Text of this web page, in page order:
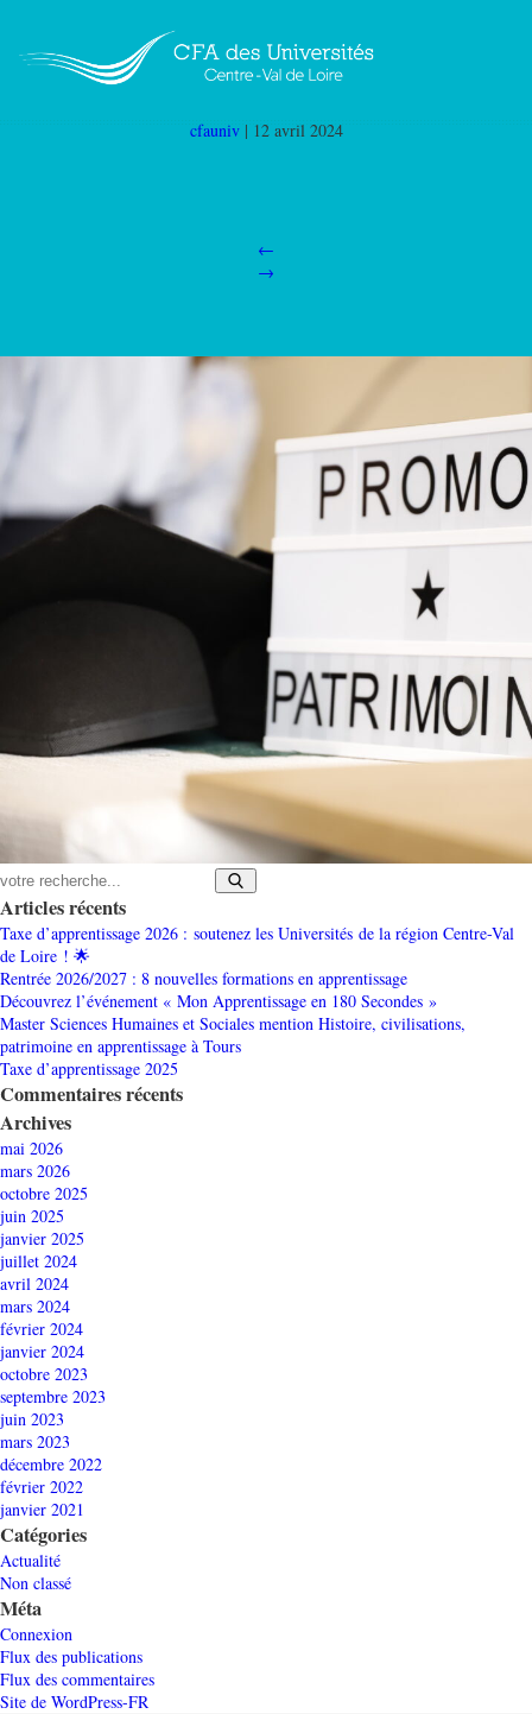
patrimoine Tours (M2 DP PGI 37)
cfauniv | 12 avril 2024
←
→
Articles récents
Taxe d’apprentissage 2026 : soutenez les Universités de la région Centre-Val
de Loire ! 🌟
Rentrée 2026/2027 : 8 nouvelles formations en apprentissage
Découvrez l’événement « Mon Apprentissage en 180 Secondes »
Master Sciences Humaines et Sociales mention Histoire, civilisations,
patrimoine en apprentissage à Tours
Taxe d’apprentissage 2025
Commentaires récents
Archives
mai 2026
mars 2026
octobre 2025
juin 2025
janvier 2025
juillet 2024
avril 2024
mars 2024
février 2024
janvier 2024
octobre 2023
septembre 2023
juin 2023
mars 2023
décembre 2022
février 2022
janvier 2021
Catégories
Actualité
Non classé
Méta
Connexion
Flux des publications
Flux des commentaires
Site de WordPress-FR